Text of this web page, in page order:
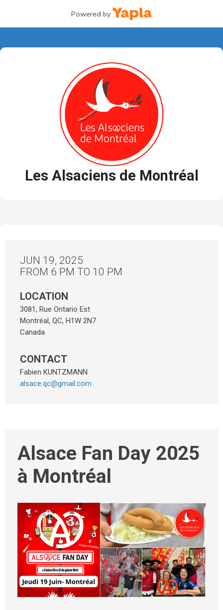
Powered by
Les Alsaciens de Montréal
JUN 19, 2025
FROM 6 PM TO 10 PM
LOCATION
3081, Rue Ontario Est
Montréal, QC, H1W 2N7
Canada
CONTACT
Fabien KUNTZMANN
alsace.qc@gmail.com
Alsace Fan Day 2025
à Montréal